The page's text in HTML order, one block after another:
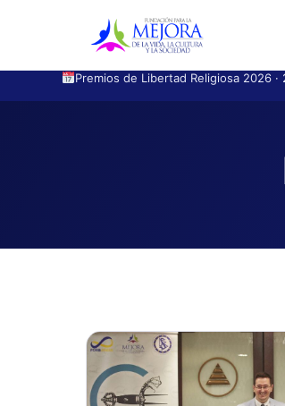
Creyentes de distintas religiones se